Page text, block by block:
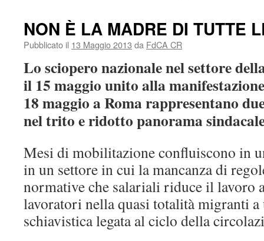
NON È LA MADRE DI TUTTE
Pubblicato il 13 Maggio 2013 da FdCA CR
Lo sciopero nazionale nel settore
il 15 maggio unito alla
18 maggio a Roma rappresentano
nel trito e ridotto panorama
Mesi di mobilitazione confluiscono in
in un settore in cui la mancanza di
normative che salariali riduce il lavoro
lavoratori nella quasi totalità migranti a
schiavistica legata al ciclo della